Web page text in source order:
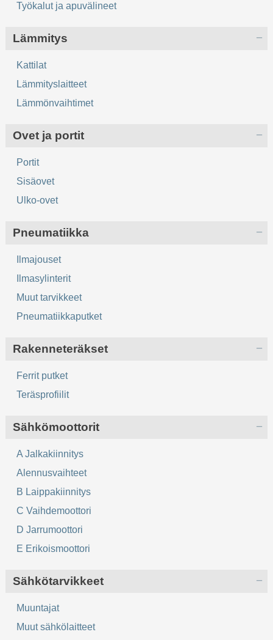
Työkalut ja apuvälineet
Lämmitys
Kattilat
Lämmityslaitteet
Lämmönvaihtimet
Ovet ja portit
Portit
Sisäovet
Ulko-ovet
Pneumatiikka
Ilmajouset
Ilmasylinterit
Muut tarvikkeet
Pneumatiikkaputket
Rakenneteräkset
Ferrit putket
Teräsprofiilit
Sähkömoottorit
A Jalkakiinnitys
Alennusvaihteet
B Laippakiinnitys
C Vaihdemoottori
D Jarrumoottori
E Erikoismoottori
Sähkötarvikkeet
Muuntajat
Muut sähkölaitteet